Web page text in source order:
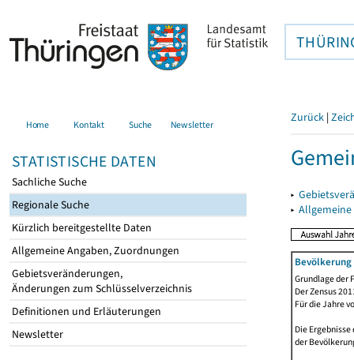
Home Kontakt Suche Newsletter
STATISTISCHE DATEN
Sachliche Suche
Regionale Suche
Kürzlich bereitgestellte Daten
Allgemeine Angaben, Zuordnungen
Gebietsveränderungen,
Änderungen zum Schlüsselverzeichnis
Definitionen und Erläuterungen
Newsletter
Zurück |
▸
▸
Grundlage der
Der Zensus
Für die Jahre
Die
der